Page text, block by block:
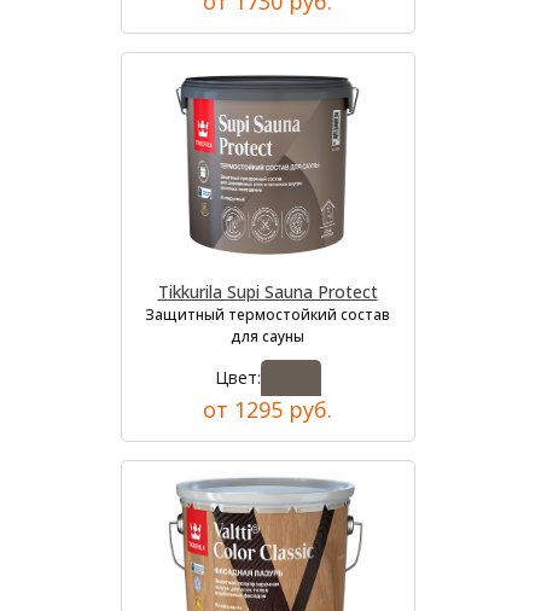
Tikkurila Supi Sauna Protect
Защитный термостойкий состав
для сауны
Цвет:
от 1295 руб.